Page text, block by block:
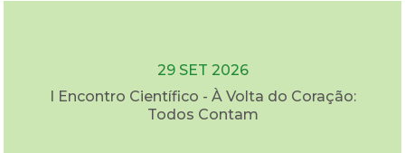
29 SET 2026
I Encontro Científico - À Volta do Coração:
Todos Contam